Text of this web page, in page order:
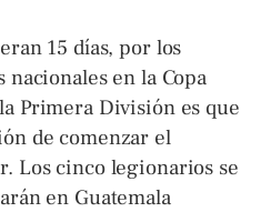
15 días, por los
en la Copa
Primera División es que
de comenzar el
Los cinco legionarios se
en Guatemala